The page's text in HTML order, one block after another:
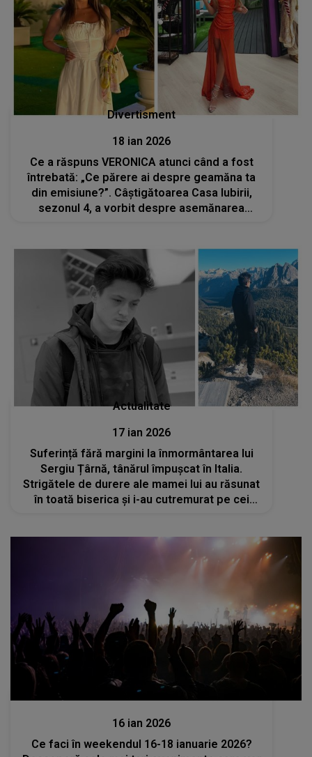
Divertisment
18 ian 2026
Ce a răspuns VERONICA atunci când a fost
întrebată: „Ce părere ai despre geamăna ta
din emisiune?”. Câștigătoarea Casa Iubirii,
sezonul 4, a vorbit despre asemănarea
Actualitate
17 ian 2026
Suferință fără margini la înmormântarea lui
Sergiu Țârnă, tânărul împușcat în Italia.
Strigătele de durere ale mamei lui au răsunat
în toată biserica și i-au cutremurat pe cei
Divertisment
16 ian 2026
Ce faci în weekendul 16-18 ianuarie 2026?